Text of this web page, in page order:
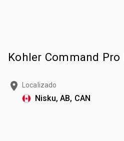
Kohler Command
Localizado
Nisku, AB, CAN